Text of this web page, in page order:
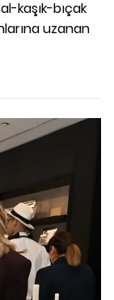
kaşık-bıçak
uzanan